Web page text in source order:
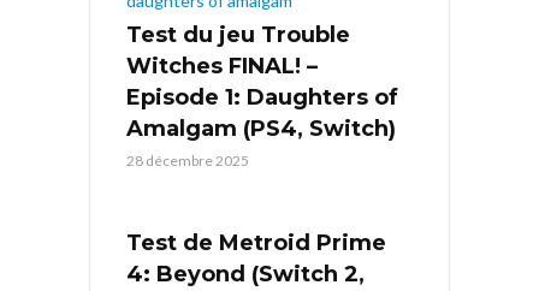
Test du jeu Trouble
Witches FINAL! –
Episode 1: Daughters of
Amalgam (PS4, Switch)
28 décembre 2025
Test de Metroid Prime
4: Beyond (Switch 2,